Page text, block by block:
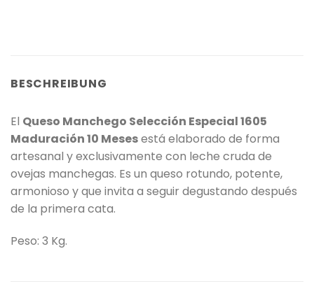
BESCHREIBUNG
El Queso Manchego Selección Especial 1605
Maduración 10 Mesesestá elaborado de forma
artesanal y exclusivamente con leche cruda de
ovejas manchegas. Es un queso rotundo, potente,
armonioso y que invita a seguir degustando después
de la primera cata.
Peso: 3 Kg.